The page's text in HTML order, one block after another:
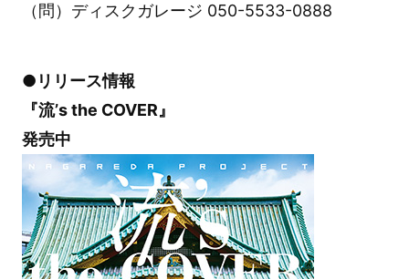
（問）ディスクガレージ 050-5533-0888
●リリース情報
『流’s the COVER』
発売中